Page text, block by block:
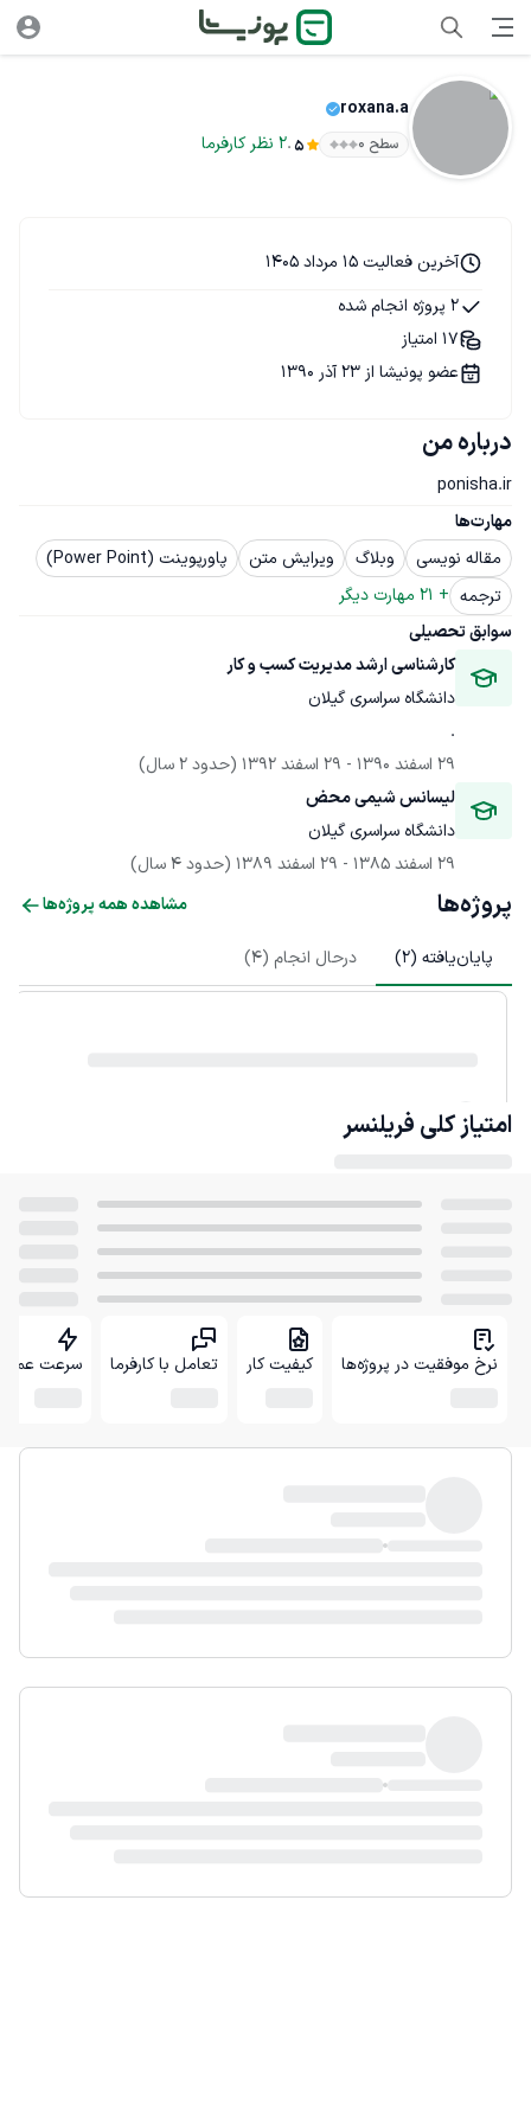
roxana.a
سطح ۰ 5
.
2 نظر کارفرما
درباره من
ponisha.ir
مهارت‌ها
مقاله نویسی
وبلاگ ویرایش متن
پاورپوینت (Power Point)
ترجمه +
21 مهارت دیگر
سوابق تحصیلی
کارشناسی ارشد مدیریت کسب و کار
دانشگاه سراسری گیلان
.
29 اسفند 1390
- 29 اسفند 1392
(حدود 2 سال)
لیسانس شیمی محض
دانشگاه سراسری گیلان
29 اسفند 1385
- 29 اسفند 1389 (حدود 4 سال)
آخرین فعالیت 15 مرداد 1405
2 پروژه انجام شده
17 امتیاز
عضو پونیشا از 23 آذر 1390
پروژه‌ها مشاهده همه پروژه‌ها
پایان‌یافته (2
) درحال انجام (4
)
امتیاز کلی فریلنسر
نرخ موفقیت در پروژه‌ها کیفیت کار تعامل با کارفرما سرعت عمل